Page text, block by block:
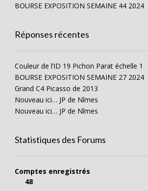
BOURSE EXPOSITION SEMAINE 44 2024
Réponses récentes
Couleur de l’ID 19 Pichon Parat échelle 1
BOURSE EXPOSITION SEMAINE 27 2024
Grand C4 Picasso de 2013
Nouveau ici… JP de Nîmes
Nouveau ici… JP de Nîmes
Statistiques des Forums
Comptes enregistrés
48